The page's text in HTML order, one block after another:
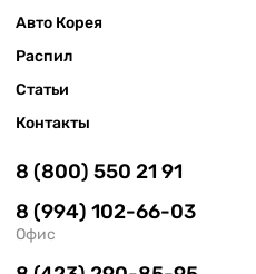
Авто Корея
Распил
Статьи
Контакты
8 (800) 550 21 91
8 (994) 102-66-03
Офис